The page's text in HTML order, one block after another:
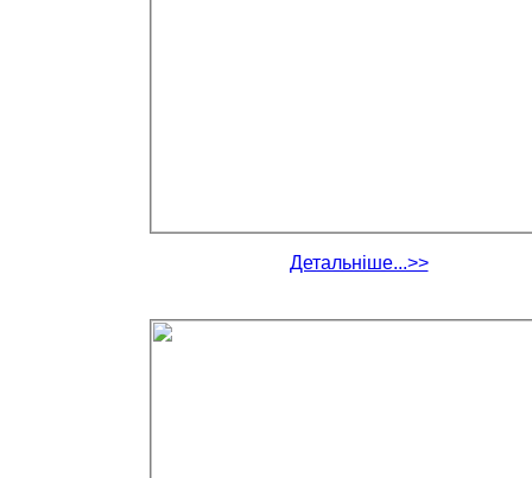
Детальніше...>>